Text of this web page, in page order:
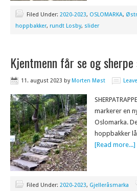
Filed Under: 2020-2023, OSLOMARKA,
hoppbakker, rundt Losby, slider
Kjentmenn får se og sherpe
11. august 2023 byMorten Møst
markerer en
Oslomarka.
hoppbakker
[Read more...]
Filed Under: 2020-2023, Gjelleråsmarka